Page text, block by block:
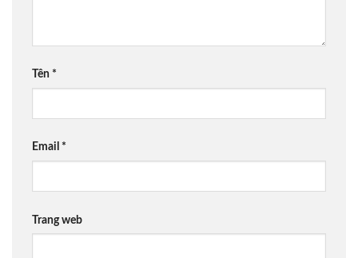
Tên *
Email *
Trang web